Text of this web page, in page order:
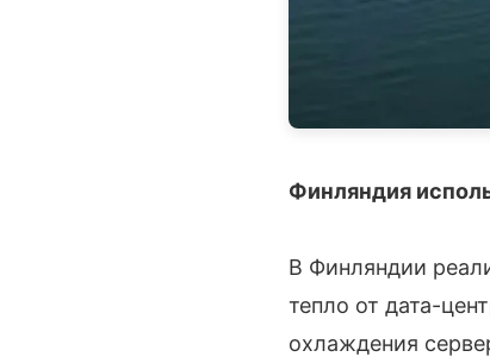
Финляндия
В Финляндии
тепло от дата-
охлаждения